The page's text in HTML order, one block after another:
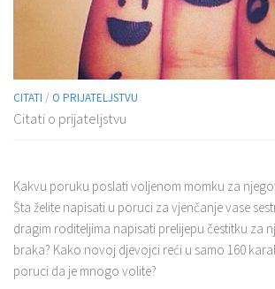
CITATI / O PRIJATELJSTVU
Citati o prijateljstvu
Kakvu poruku poslati voljenom momku za
Šta želite napisati u poruci za vjenčanje vase
dragim roditeljima napisati prelijepu čestitku za
braka? Kako novoj djevojci reći u samo 160
poruci da je mnogo volite?